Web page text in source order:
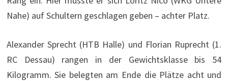
Nahe) auf Schultern geschlagen geben – achter Platz.
Alexander Sprecht (HTB Halle) und Florian Ruprecht (1.
RC Dessau) rangen in der Gewichtsklasse bis 54
Kilogramm. Sie belegten am Ende die Plätze acht und